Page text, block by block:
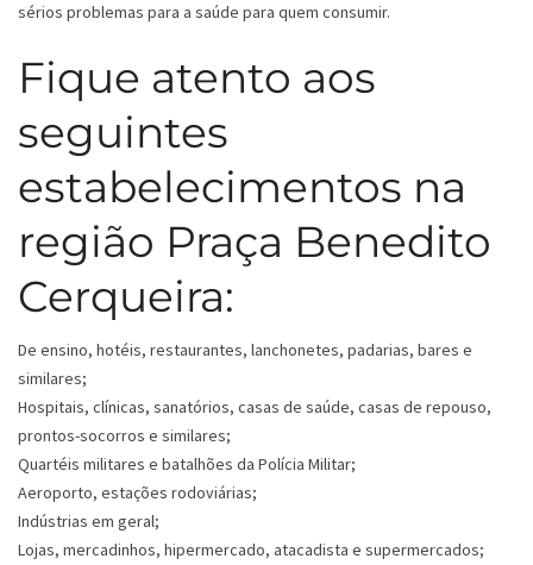
sérios problemas para a saúde para quem consumir.
Fique atento aos
seguintes
estabelecimentos na
região Praça Benedito
Cerqueira:
De ensino, hotéis, restaurantes, lanchonetes, padarias, bares e
similares;
Hospitais, clínicas, sanatórios, casas de saúde, casas de repouso,
prontos-socorros e similares;
Quartéis militares e batalhões da Polícia Militar;
Aeroporto, estações rodoviárias;
Indústrias em geral;
Lojas, mercadinhos, hipermercado, atacadista e supermercados;